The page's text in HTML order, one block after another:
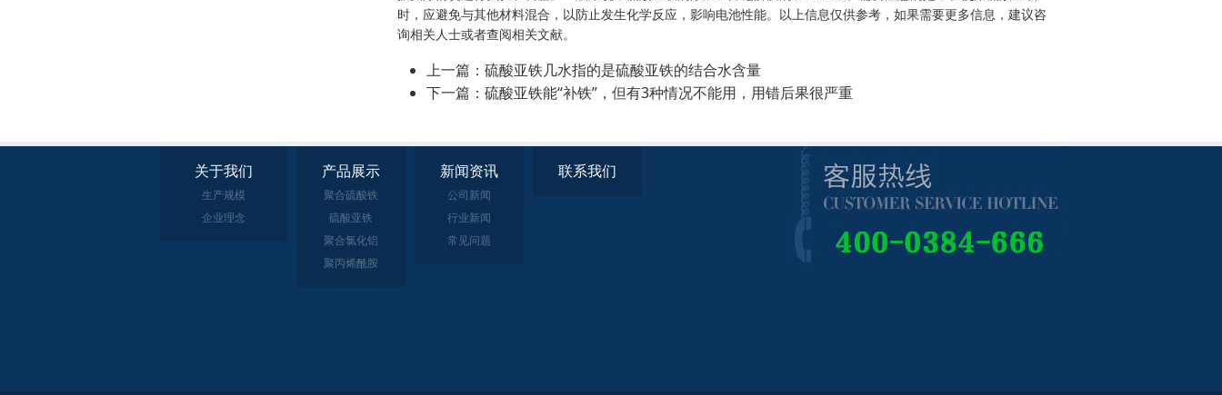
时，应避免与其他材料混合，以防止发生化学反应，影响电池性能。 以上信息仅供参考，如果需要更多信息，建议咨
询相关人士或者查阅相关文献。
上一篇： 硫酸亚铁几水指的是硫酸亚铁的结合水含量
下一篇： 硫酸亚铁能“补铁”，但有3种情况不能用，用错后果很严重
关于我们
生产规模
企业理念
产品展示
聚合硫酸铁
硫酸亚铁
聚合氯化铝
聚丙烯酰胺
新闻资讯
公司新闻
行业新闻
常见问题
联系我们